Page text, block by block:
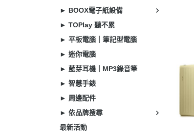
► BOOX電子紙設備
► TOPlay 聽不累
► 平板電腦｜筆記型電腦
► 迷你電腦
► 藍芽耳機｜MP3錄音筆
► 智慧手錶
► 周邊配件
► 依品牌搜尋
最新活動